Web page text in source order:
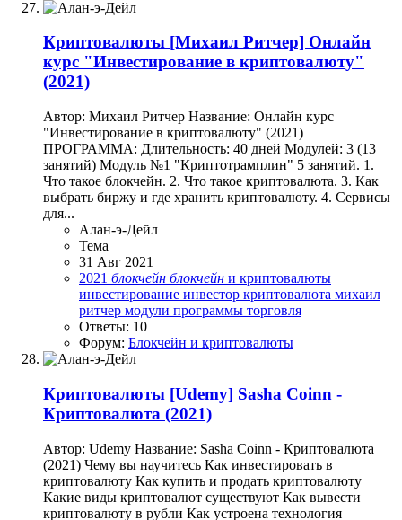
Криптовалюты [Михаил Ритчер] Онлайн
курс "Инвестирование в криптовалюту"
(2021)
Автор: Михаил Ритчер Название: Онлайн курс
"Инвестирование в криптовалюту" (2021)
ПРОГРАММА: Длительность: 40 дней Модулей: 3 (13
занятий) Модуль №1 "Криптотрамплин" 5 занятий. 1.
Что такое блокчейн. 2. Что такое криптовалюта. 3. Как
выбрать биржу и где хранить криптовалюту. 4. Сервисы
для...
Алан-э-Дейл
Тема
31 Авг 2021
2021 блокчейн блокчейн и криптовалюты
инвестирование инвестор криптовалюта михаил
ритчер модули программы торговля
Ответы: 10
Форум: Блокчейн и криптовалюты
Криптовалюты [Udemy] Sasha Coinn -
Криптовалюта (2021)
Автор: Udemy Название: Sasha Coinn - Криптовалюта
(2021) Чему вы научитесь Как инвестировать в
криптовалюту Как купить и продать криптовалюту
Какие виды криптовалют существуют Как вывести
криптовалюту в рубли Как устроена технология